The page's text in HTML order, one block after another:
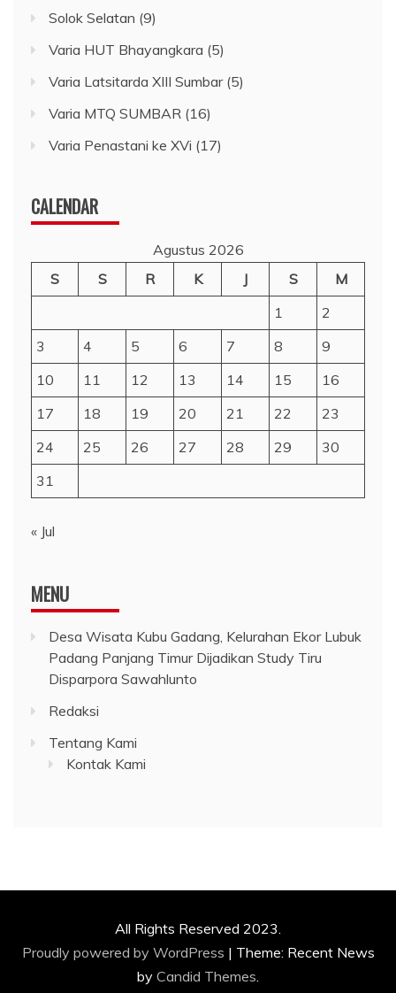
Solok Selatan (9)
Varia HUT Bhayangkara (5)
Varia Latsitarda XIII Sumbar(5)
Varia MTQ SUMBAR (16)
Varia Penastani ke XVi (17)
CALENDAR
Agustus 2026
S
S R K J S
M
1
2
3
4 5 6 7 8
9
10
11 12 13 14 15
16
17
18 19 20 21 22
23
24
25 26 27 28 29
30
31
« Jul
MENU
Desa Wisata Kubu Gadang, Kelurahan Ekor Lubuk
Padang Panjang Timur Dijadikan Study Tiru
Disparpora Sawahlunto
Redaksi
Tentang Kami
Kontak Kami
All Rights Reserved 2023.
Proudly powered by WordPress | Theme: Recent News
by Candid Themes.